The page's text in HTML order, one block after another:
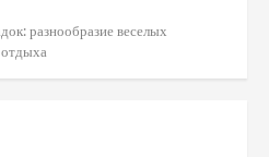
разнообразие веселых